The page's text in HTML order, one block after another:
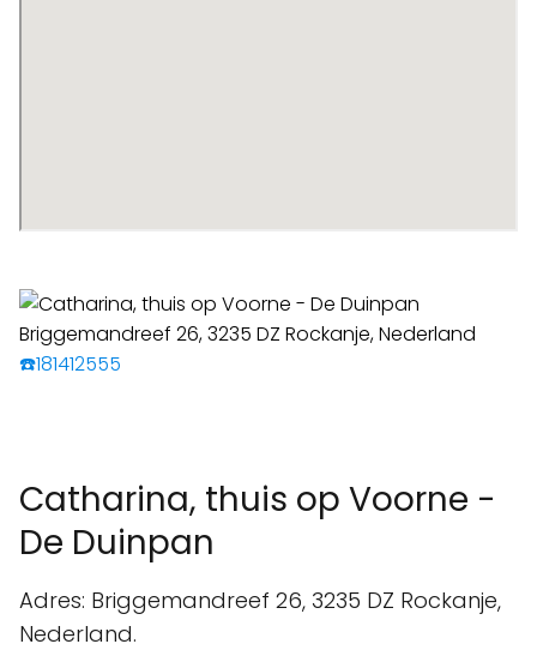
☎️181412555
Catharina, thuis op Voorne -
De Duinpan
Adres: Briggemandreef 26, 3235 DZ Rockanje,
Nederland.